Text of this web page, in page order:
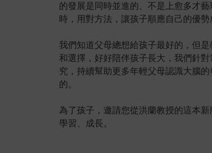
的發展是同時並進的、不是上愈多才
時，用對方法，讓孩子順應自己的優
我們知道父母總想給孩子最好的，但
和選擇，好好陪伴孩子長大，我們針
究，持續幫助更多年輕父母認識大腦
的。
為了孩子，邀請您從洪蘭教授的這本
學習、成長。